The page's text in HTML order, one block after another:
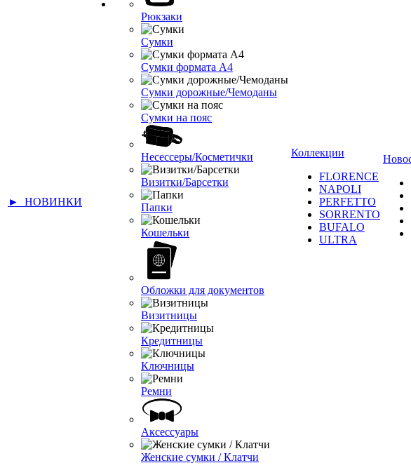
► НОВИНКИ
Рюкзаки
Сумки
Сумки формата А4
Сумки дорожные/Чемоданы
Сумки на пояс
Несессеры/Косметички
Визитки/Барсетки
Папки
Кошельки
Обложки для документов
Визитницы
Кредитницы
Ключницы
Ремни
Аксессуары
Женские сумки / Клатчи
Коллекции
FLORENCE
NAPOLI
PERFETTO
SORRENTO
BUFALO
ULTRA